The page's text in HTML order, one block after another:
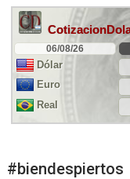
#biendespiertos